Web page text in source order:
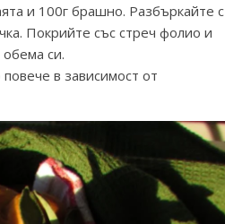
и 100г брашно. Разбъркайте с
Покрийте със стреч фолио и
си.
в зависимост от